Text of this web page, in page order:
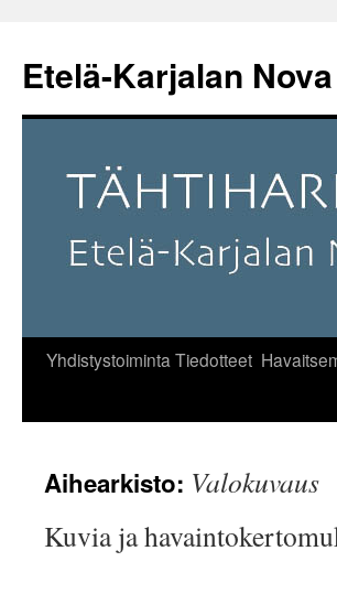
Etelä-Karjalan
Siirry
Yhdistystoiminta Tiedotteet
Aihearkisto: Valokuvaus
Kuvia ja